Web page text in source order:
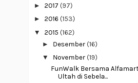
► 2017 (97)
► 2016 (153)
▼ 2015 (162)
► Desember(16)
▼ November(19)
FunWalk Bersama
Ultah di Sebela...